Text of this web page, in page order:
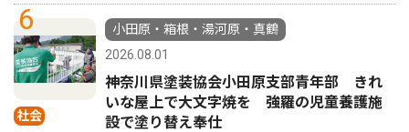
6
社会
小田原・箱根・湯河原・真鶴
2026.08.01
神奈川県塗装協会小田原支部青年部 きれ
いな屋上で大文字焼を 強羅の児童養護施
設で塗り替え奉仕